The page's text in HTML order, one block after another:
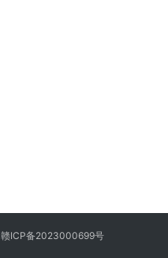
赣ICP备2023000699号